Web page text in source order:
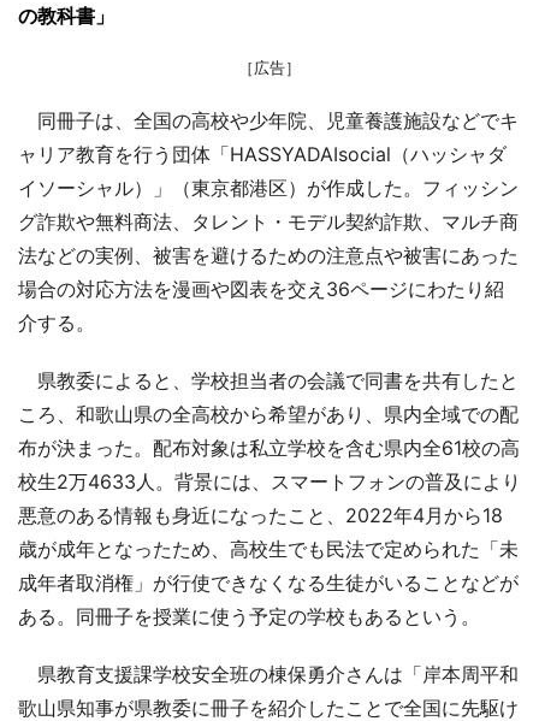
の教科書」
［広告］
同冊子は、全国の高校や少年院、児童養護施設などでキ
ャリア教育を行う団体「HASSYADAIsocial（ハッシャダ
イソーシャル）」（東京都港区）が作成した。フィッシン
グ詐欺や無料商法、タレント・モデル契約詐欺、マルチ商
法などの実例、被害を避けるための注意点や被害にあった
場合の対応方法を漫画や図表を交え36ページにわたり紹
介する。
県教委によると、学校担当者の会議で同書を共有したと
ころ、和歌山県の全高校から希望があり、県内全域での配
布が決まった。配布対象は私立学校を含む県内全61校の高
校生2万4633人。背景には、スマートフォンの普及により
悪意のある情報も身近になったこと、2022年4月から18
歳が成年となったため、高校生でも民法で定められた「未
成年者取消権」が行使できなくなる生徒がいることなどが
ある。同冊子を授業に使う予定の学校もあるという。
県教育支援課学校安全班の棟保勇介さんは「岸本周平和
歌山県知事が県教委に冊子を紹介したことで全国に先駆け